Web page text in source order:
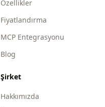
Özellikler
Fiyatlandırma
MCP Entegrasyonu
Blog
Şirket
Hakkımızda